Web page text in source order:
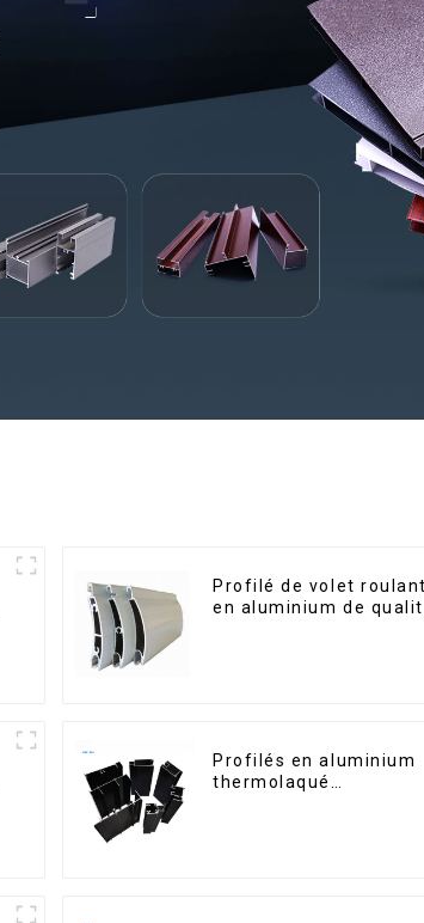
Profilé de volet roulant
en aluminium de
Profilés en aluminium
thermolaqué